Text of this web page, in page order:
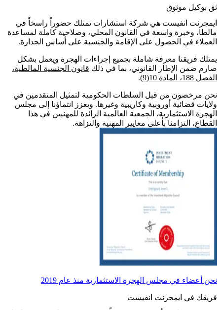
ثق بوكيل موثوق
ايمجرنت انفيست هي شركة استشارات تمتلك حضوراً راسخاً في
مالطا، وخبرة واسعة في القانون المحلي، وصلاحية كاملة لمساعدة
العملاء في الحصول على الإقامة والجنسية على أساس الجدارة.
يمتلك فريقنا معرفة شاملة بجميع إجراءات الهجرة ويعمل بشكل
صارم ضمن الإطار القانوني، بما في ذلك قانون الجنسية المالطية،
الفصل 188، المادة 10(9)
.
نحن مرخصون من قبل السلطات الحكومية لتمثيل المتقدمين في
ولايات قضائية أوروبية وكاريبية وغيرها. ويعزز انتماؤنا إلى مجلس
الهجرة الاستثمارية، الجمعية العالمية الرائدة للمهنيين في هذا
القطاع، التزامنا بأعلى معايير المهنية والنزاهة.
نحن أعضاء في مجلس الهجرة الاستثمارية منذ عام 2019
فريقك في ايمجرنت انفيست